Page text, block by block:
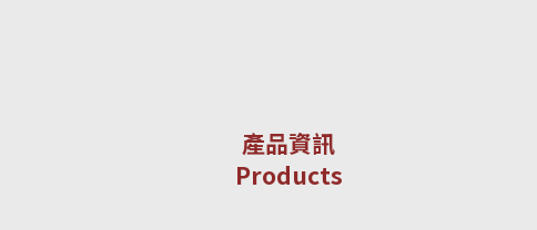
產品資訊
Products